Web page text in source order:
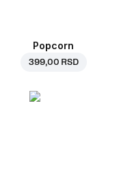
Popcorn
399,00 RSD